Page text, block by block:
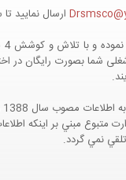
ارسال نمایید
بصورت رایگان در
111321/60 مورخ 18/05/1394 معاونت محترم
نمي گردد.